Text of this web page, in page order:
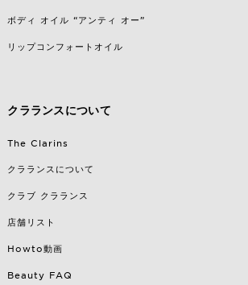
ボディ オイル “アンティ オー”
リップコンフォートオイル
クラランスについて
The Clarins
クラランスについて
クラブ クラランス
店舗リスト
Howto動画
Beauty FAQ